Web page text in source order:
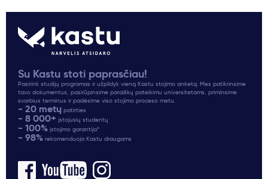
Su Kastu stoti paprasčiau!
Pasirink studijų programas ir užpildyk vieną Kastu stojimo anketą. Mes patikrinsime
tavo dokumentus, pasirūpinsime paraiškų pateikimu universitetams, priminsime
svarbius terminus ir padėsime viso stojimo proceso metu.
- 20 metų patirties
- 8 000+ įstojusių studentų
- 100% įstojimo garantija*
- 98% rekomenduoja Kastu draugams